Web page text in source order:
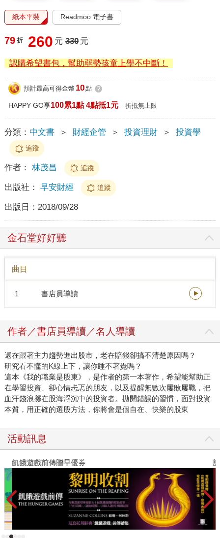
紙本平裝 Readmoo 電子書
79 折 260 元 330 元
認購希望書包，幫助弱勢孩童上學不中斷！
預計最高可得金幣 10點 ?
HAPPY GO享100累1點 4點抵1元 折抵無上限
分類： 中文書 ＞ 財經企管 ＞ 投資理財 ＞ 投資學
追蹤
作者： 林茂昌 追蹤
出版社： 早安財經 追蹤
出版日： 2018/09/28
金石堂好好聽
曲目
1 書店員導讀
作者／書店員導讀／名人導讀
還在跟著主力趨勢進出股市，老在賠錢卻搞不清楚原因嗎？
研究看不懂的K線上下，讓你睡不著覺嗎？
這本《我的職業是股東》，是作者的第一本著作，希望能幫助正
在學習投資、卻心情忐忑的朋友，以及提醒無數次屢敗屢戰，把
血汗錢浪擲在股海浮沉中的投資者。拋開錯誤的習慣，面對投資
本質，用正確的選股方法，你將會是個自在、快樂的股東
活動訊息
飢餓遊戲前傳贈早優券